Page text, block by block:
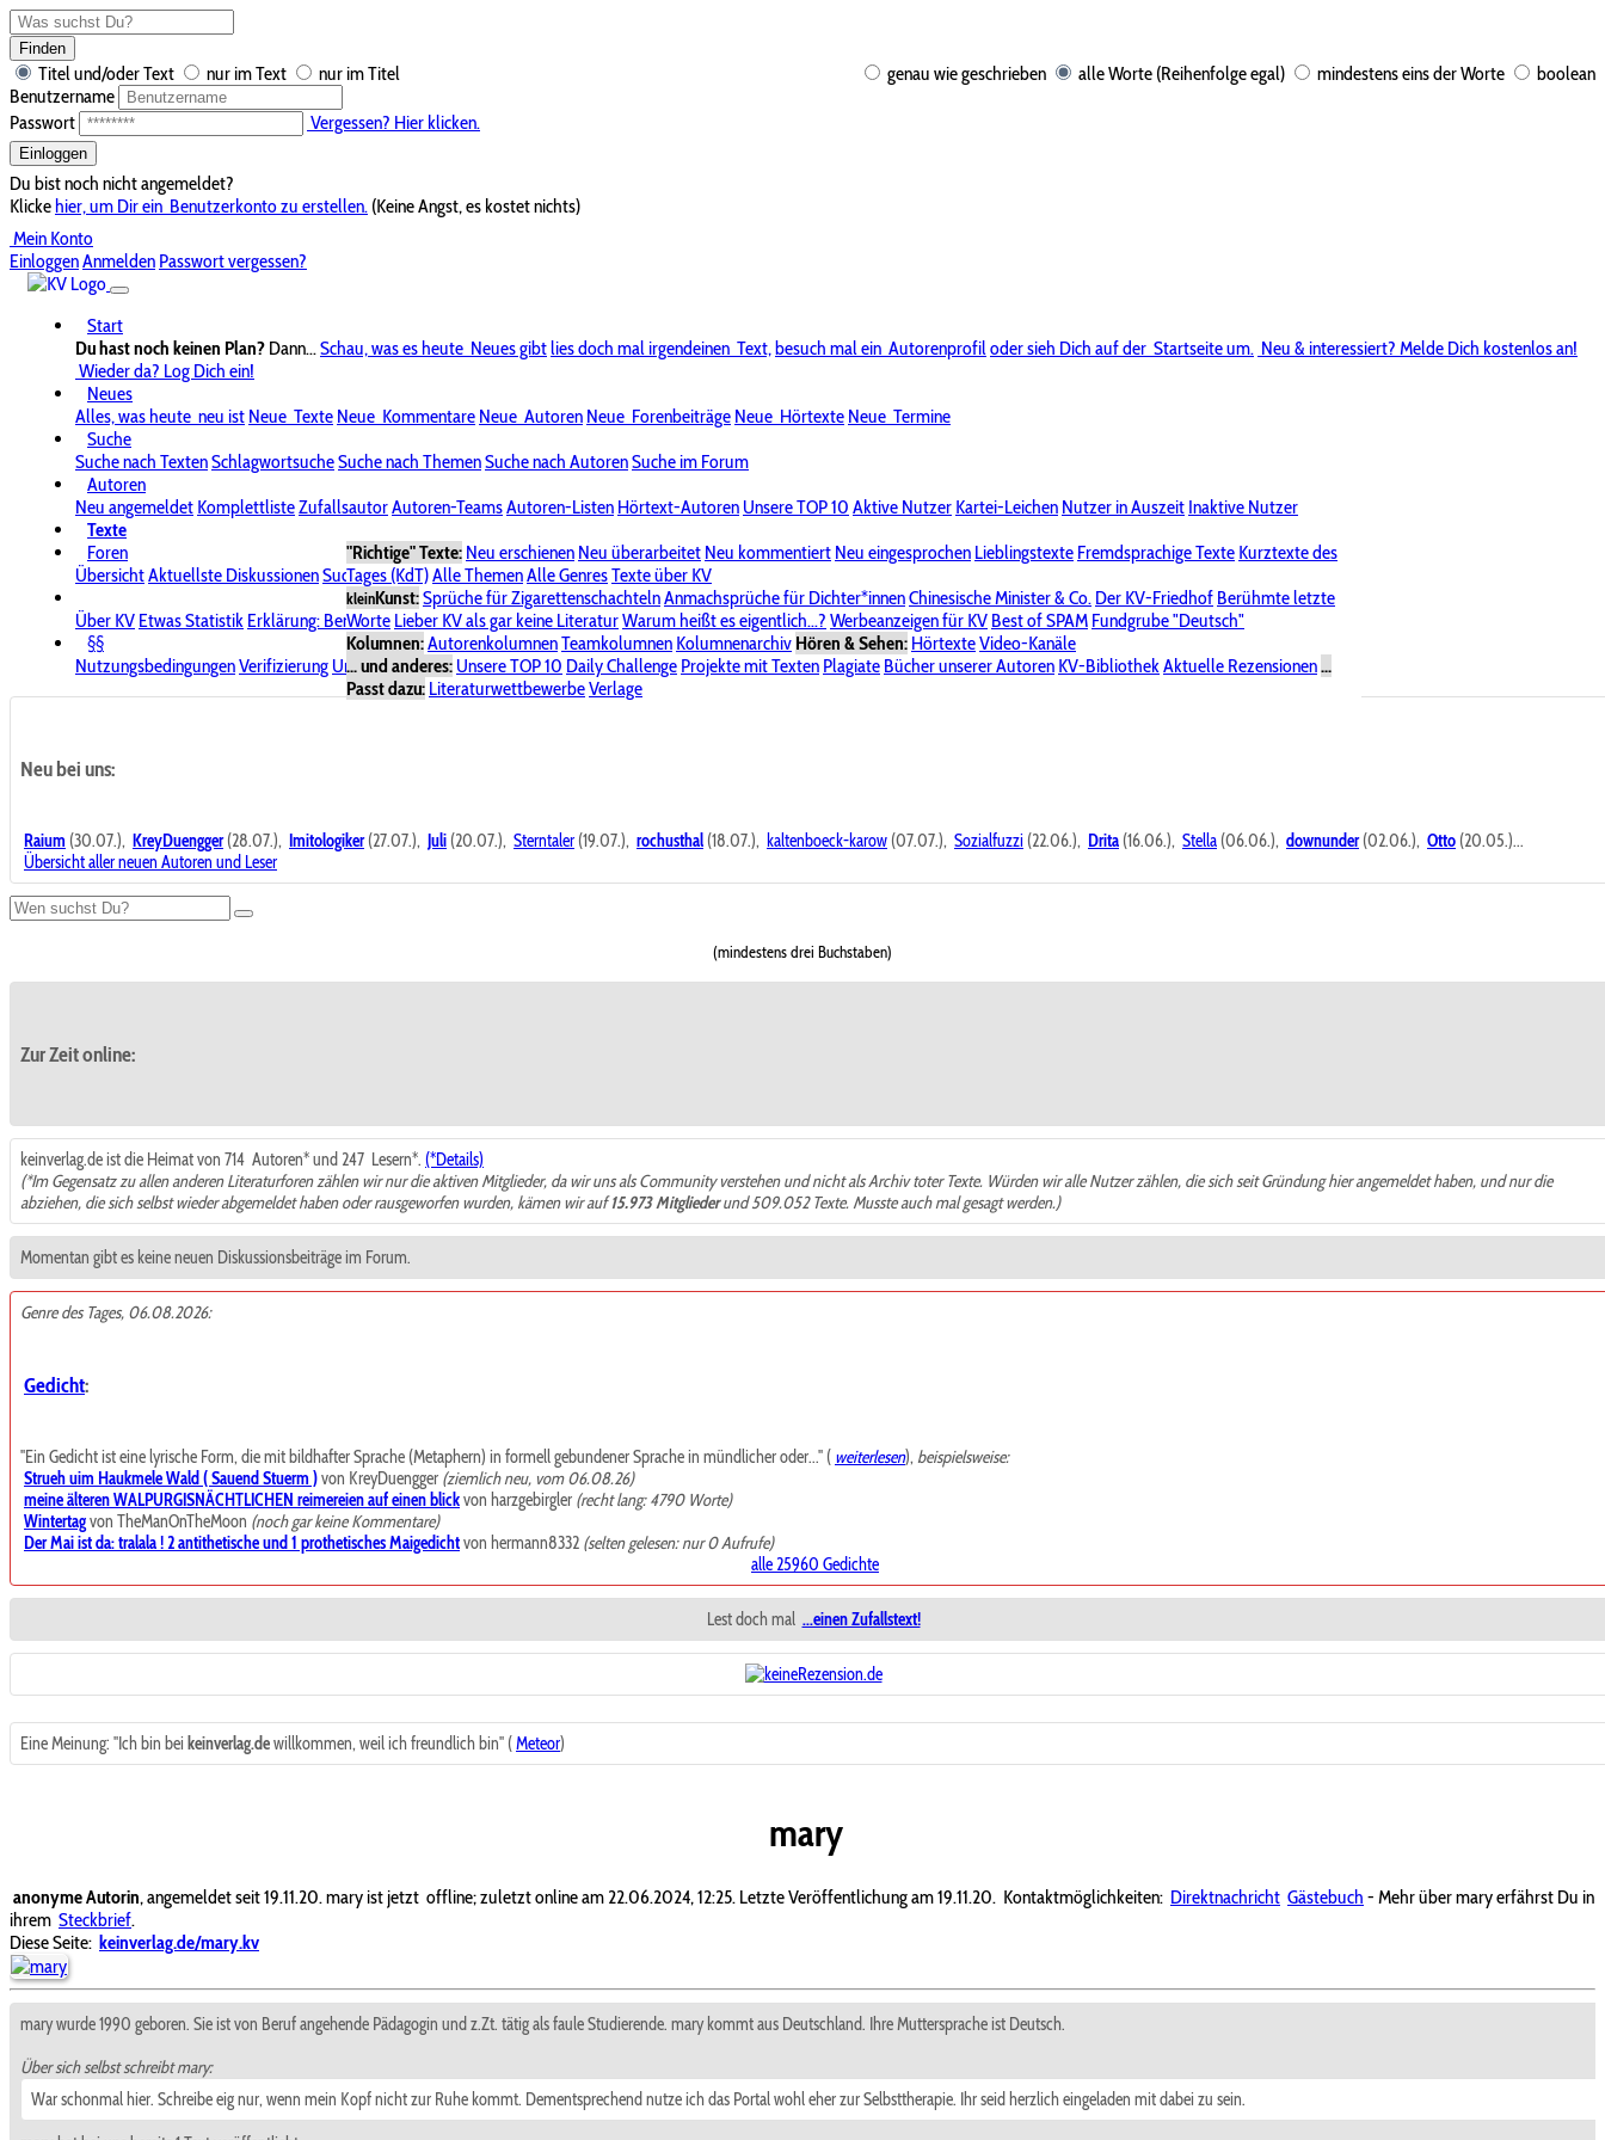
Finden
genau wie geschrieben alle Worte (Reihenfolge egal) mindestens eins der Worte boolean
Titel und/oder Text nur im Text
nur im Titel
Benutzername
Passwort
Vergessen? Hier klicken.
Einloggen
Du bist noch nicht angemeldet?
Klickehier, um Dir ein Benutzerkonto zu erstellen. (Keine Angst, es kostet nichts)
Mein Konto
EinloggenAnmelden Passwort vergessen?
Start
Du hast noch keinen Plan? Dann...Schau, was es heute Neues gibtlies doch mal irgendeinen Text,besuch mal ein Autorenprofiloder sieh Dich auf der Startseite um. Neu & interessiert? Melde Dich kostenlos an!
Wieder da? Log Dich ein!
Neues
Alles, was heute neu ist Neue Texte Neue Kommentare Neue Autoren Neue Forenbeiträge Neue Hörtexte Neue Termine
Suche
Suche nach TextenSchlagwortsucheSuche nach ThemenSuche nach AutorenSuche im Forum
Autoren
Neu angemeldet KomplettlisteZufallsautorAutoren-TeamsAutoren-Listen Hörtext-Autoren Unsere TOP 10 Aktive Nutzer Kartei-Leichen Nutzer in Auszeit Inaktive Nutzer
Texte
"Richtige" Texte: Neu erschienen Neu überarbeitet Neu kommentiert Neu eingesprochen Lieblingstexte Fremdsprachige Texte Kurztexte des
Tages (KdT)Alle ThemenAlle GenresTexte über KV
kleinKunst:Sprüche für ZigarettenschachtelnAnmachsprüche für Dichter*innenChinesische Minister & Co. Der KV-Friedhof Berühmte letzte
Worte Lieber KV als gar keine LiteraturWarum heißt es eigentlich...? Werbeanzeigen für KV Best of SPAM Fundgrube "Deutsch"
Kolumnen:AutorenkolumnenTeamkolumnen Kolumnenarchiv Hören & Sehen: HörtexteVideo-Kanäle
... und anderes: Unsere TOP 10 Daily Challenge Projekte mit Texten Plagiate Bücher unserer Autoren KV-BibliothekAktuelle Rezensionen...
Passt dazu: LiteraturwettbewerbeVerlage
Foren
ÜbersichtAktuellste DiskussionenSuche im ForumBereich "KV-Board"Bereich "Literatur & Schreiberei"
Über KV Etwas Statistik Erklärung: BenutzersymboleSpende für KV Unsere SpenderlisteAlle Wege führen zu KVPasswort vergessen?
§§
NutzungsbedingungenVerifizierung UrheberrechtAvatare & BilderStalkingDatenschutzerklärungImpressum
Neu bei uns:
Raium (30.07.), KreyDuengger(28.07.), Imitologiker(27.07.), Juli (20.07.), Sterntaler (19.07.), rochusthal (18.07.), kaltenboeck-karow (07.07.), Sozialfuzzi (22.06.), Drita (16.06.), Stella (06.06.), downunder(02.06.), Otto (20.05.)...
Übersicht aller neuen Autoren und Leser
(mindestens drei Buchstaben)
Zur Zeit online:
keinverlag.de ist die Heimat von 714 Autoren* und 247 Lesern*. (*Details)
(*Im Gegensatz zu allen anderen Literaturforen zählen wir nur die aktiven Mitglieder, da wir uns als Community verstehen und nicht als Archiv toter Texte. Würden wir alle Nutzer zählen, die sich seit Gründung hier angemeldet haben, und nur die
abziehen, die sich selbst wieder abgemeldet haben oder rausgeworfen wurden, kämen wir auf15.973 Mitgliederund 509.052 Texte. Musste auch mal gesagt werden.)
Momentan gibt es keine neuen Diskussionsbeiträge im Forum.
Genre des Tages, 06.08.2026:
Gedicht:
"Ein Gedicht ist eine lyrische Form, die mit bildhafter Sprache (Metaphern) in formell gebundener Sprache in mündlicher oder..." ( weiterlesen),beispielsweise:
Strueh uim Haukmele Wald ( Sauend Stuerm )von KreyDuengger (ziemlich neu, vom 06.08.26)
meine älteren WALPURGISNÄCHTLICHEN reimereien auf einen blickvon harzgebirgler (recht lang: 4790 Worte)
Wintertagvon TheManOnTheMoon (noch gar keine Kommentare)
Der Mai ist da: tralala ! 2 antithetische und 1 prothetisches Maigedichtvon hermann8332 (selten gelesen: nur 0 Aufrufe)
alle 25960 Gedichte
Lest doch mal ...einen Zufallstext!
Eine Meinung: "Ich bin bei keinverlag.dewillkommen, weil ich freundlich bin" (Meteor)
mary
anonyme Autorin, angemeldet seit 19.11.20. mary ist jetzt offline; zuletzt online am 22.06.2024, 12:25. Letzte Veröffentlichung am 19.11.20. Kontaktmöglichkeiten: Direktnachricht Gästebuch - Mehr über mary erfährst Du in
ihrem Steckbrief.
Diese Seite: keinverlag.de/mary.kv
mary wurde 1990 geboren. Sie ist von Beruf angehende Pädagogin und z.Zt. tätig als faule Studierende. mary kommt aus Deutschland. Ihre Muttersprache ist Deutsch.
Über sich selbst schreibt mary:
War schonmal hier. Schreibe eig nur, wenn mein Kopf nicht zur Ruhe kommt. Dementsprechend nutze ich das Portal wohl eher zur Selbsttherapie. Ihr seid herzlich eingeladen mit dabei zu sein.